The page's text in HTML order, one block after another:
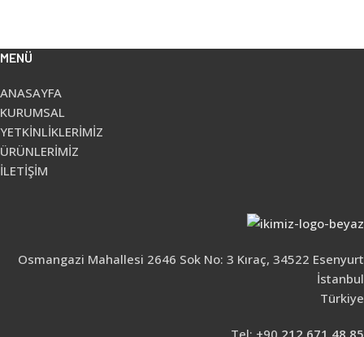
MENÜ
ANASAYFA
KURUMSAL
YETKİNLİKLERİMİZ
ÜRÜNLERİMİZ
İLETİŞİM
Osmangazi Mahallesi 2646 Sok No: 3 Kıraç, 34522 Esenyurt
İstanbul
Türkiye